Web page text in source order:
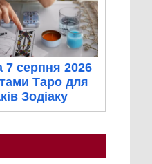
7 серпня 2026
Таро для
Зодіаку